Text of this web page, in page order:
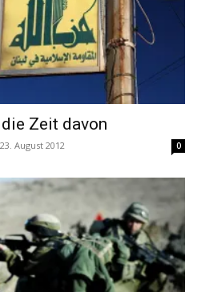
Zeit davon
23. August 2012 0